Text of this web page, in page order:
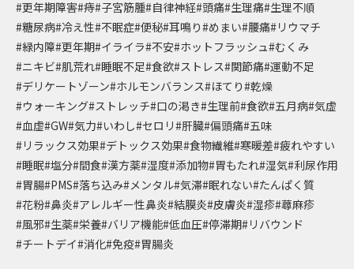
#更年期障害#痔#子宮筋腫#自律神経#頭痛#生理痛#生理不順
#糖尿病#冷え性#不眠症#便秘#耳鳴り#めまい#腰痛#リウマチ
#緑内障#更年期#イライラ#不安#ホットフラッシュ#むくみ
#ニキビ#肌荒れ#睡眠不足#食欲#ストレス#関節痛#運動不足
#デリケートゾーン#ホルモンバランス#ほてり#乾燥
#ウォーキング#ストレッチ#口の渇き#生理前#食欲#五月病#気虚
#血虚#GW#気力#いわし#セロリ#肝臓#偏頭痛#五味
#リラックス効果#デトックス効果#食物繊維#寒暖差#疲れやすい
#睡眠#塩分#間食#漢方薬#湿度#添加物#胃もたれ#湿気#利尿作用
#胃腸#PMS#落ち込み#メンタル#気滞#眠れない#たんぱく質
#花粉#鼻炎#アレルギー性鼻炎#結膜炎#皮膚炎#湿疹#蕁麻疹
#風邪#生薬#栄養#バリア機能#低血圧#停滞期#リバウンド
#チートデイ#消化#免疫#胃腸炎